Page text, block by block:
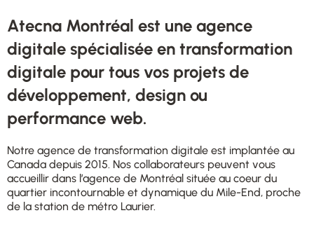
Atecna Montréal est une agence
digitale spécialisée en transformation
digitale pour tous vos projets de
développement, design ou
performance web.
Notre agence de transformation digitale est implantée au
Canada depuis 2015. Nos collaborateurs peuvent vous
accueillir dans l’agence de Montréal située au coeur du
quartier incontournable et dynamique du Mile-End, proche
de la station de métro Laurier.